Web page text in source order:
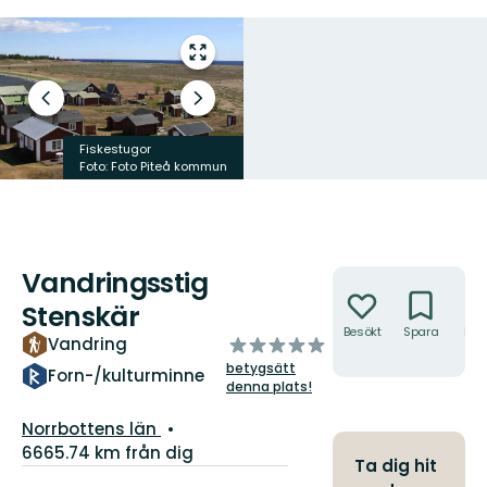
Gå
till
helskärmsläge
Föregående
bild
Nästa
bildspel
Fiskestugor
Foto: Foto Piteå kommun
Vandringsstig
Stenskär
Vandring
Forn-/kulturminne
av
5
stjärnor
betygsätt
denna plats!
Län:
Norrbottens län
6665.74 km från dig
Besökt Spara
Ta dig hit